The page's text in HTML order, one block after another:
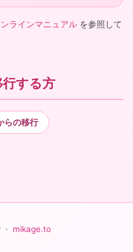
ラインマニュアル を参照して
する方
らの移行
· mikage.to